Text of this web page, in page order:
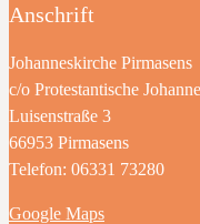
Anschrift
Johanneskirche Pirmasens
c/o Protestantische
Luisenstraße 3
66953 Pirmasens
Telefon: 06331 73280
Google Maps